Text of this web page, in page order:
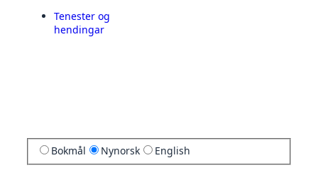
Tenester og
hendingar
Bokmål Nynorsk English